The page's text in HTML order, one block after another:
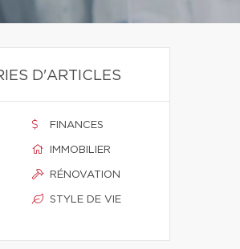
D'ARTICLES
FINANCES
IMMOBILIER
RÉNOVATION
STYLE DE VIE